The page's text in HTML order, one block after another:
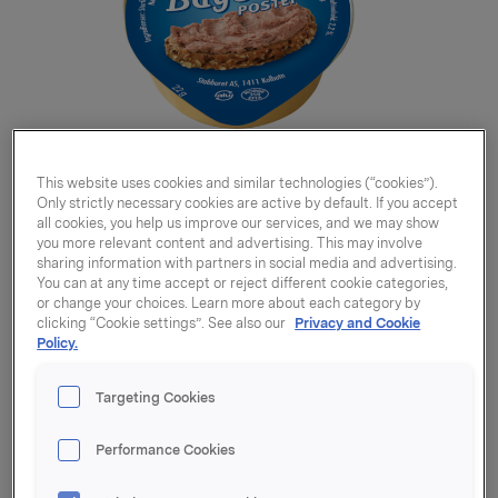
Bayerpostei
kuvertbeger 22g
This website uses cookies and similar technologies (“cookies”).
Only strictly necessary cookies are active by default. If you accept
all cookies, you help us improve our services, and we may show
you more relevant content and advertising. This may involve
sharing information with partners in social media and advertising.
You can at any time accept or reject different cookie categories,
or change your choices. Learn more about each category by
clicking “Cookie settings”. See also our Privacy and Cookie
Policy.
Targeting Cookies
Performance Cookies